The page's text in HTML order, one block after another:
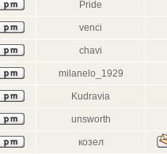
Pride
venci
chavi
milanelo_1929
Kudravia
unsworth
козел